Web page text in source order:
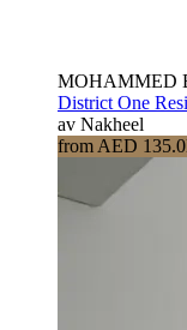
MOHAMMED
District One
av Nakheel
from AED